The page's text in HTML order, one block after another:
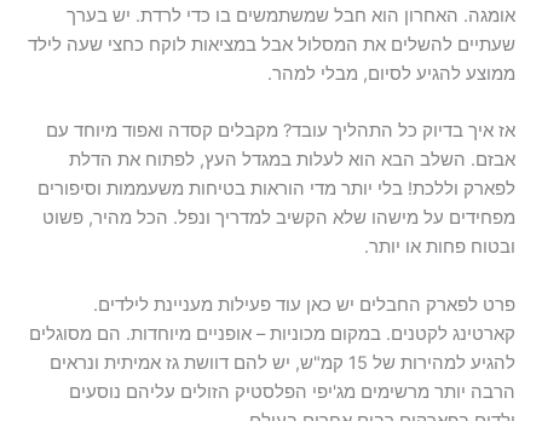
אומגה. האחרון הוא חבל שמשתמשים בו כדי לרדת. יש בערך
שעתיים להשלים את המסלול אבל במציאות לוקח כחצי שעה לילד
ממוצע להגיע לסיום, מבלי למהר.
אז איך בדיוק כל התהליך עובד? מקבלים קסדה ואפוד מיוחד עם
אבזם. השלב הבא הוא לעלות במגדל העץ, לפתוח את הדלת
לפארק וללכת! בלי יותר מדי הוראות בטיחות משעממות וסיפורים
מפחידים על מישהו שלא הקשיב למדריך ונפל. הכל מהיר, פשוט
ובטוח פחות או יותר.
פרט לפארק החבלים יש כאן עוד פעילות מעניינת לילדים.
קארטינג לקטנים. במקום מכוניות – אופניים מיוחדות. הם מסוגלים
להגיע למהירות של 15 קמ"ש, יש להם דוושת גז אמיתית ונראים
הרבה יותר מרשימים מג'יפי הפלסטיק הזולים עליהם נוסעים